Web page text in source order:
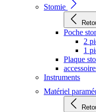
Stomie
Poche
2
1
Plaque
Instruments
Matériel